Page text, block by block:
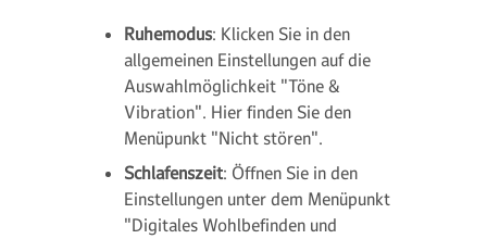
Ruhemodus: Klicken Sie in den
allgemeinen Einstellungen auf die
Auswahlmöglichkeit "Töne &
Vibration". Hier finden Sie den
Menüpunkt "Nicht stören".
Schlafenszeit: Öffnen Sie in den
Einstellungen unter dem Menüpunkt
"Digitales Wohlbefinden und